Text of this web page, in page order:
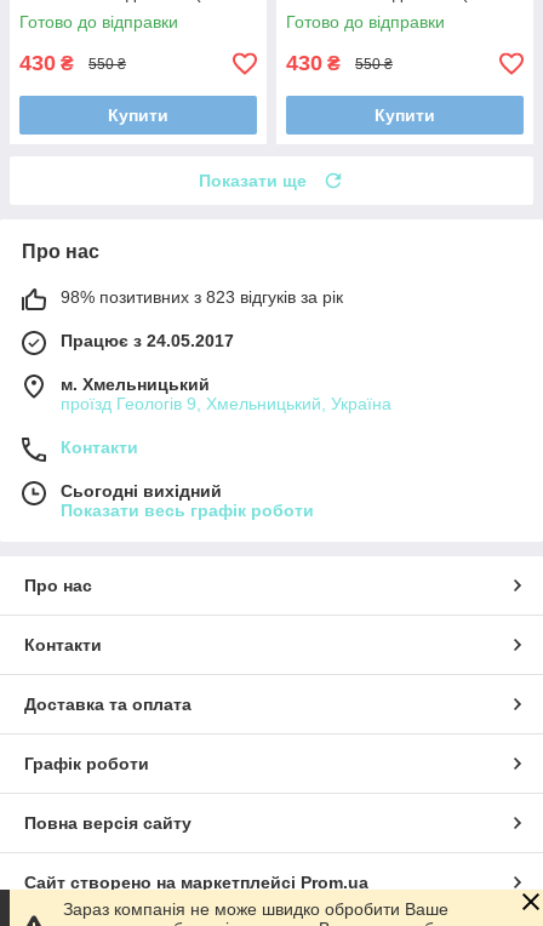
розмір)
Готово до відправки
430 ₴ 550 ₴
Купити
розмір)
Готово до відправки
430 ₴ 550 ₴
Купити
Показати ще
Про нас
98% позитивних з 823 відгуків за рік
Працює з 24.05.2017
м. Хмельницький
проїзд Геологів 9, Хмельницький, Україна
Контакти
Сьогодні вихідний
Показати весь графік роботи
Про нас
Контакти
Доставка та оплата
Графік роботи
Повна версія сайту
Сайт створено на маркетплейсі Prom.ua
Зараз компанія не може швидко обробити Ваше